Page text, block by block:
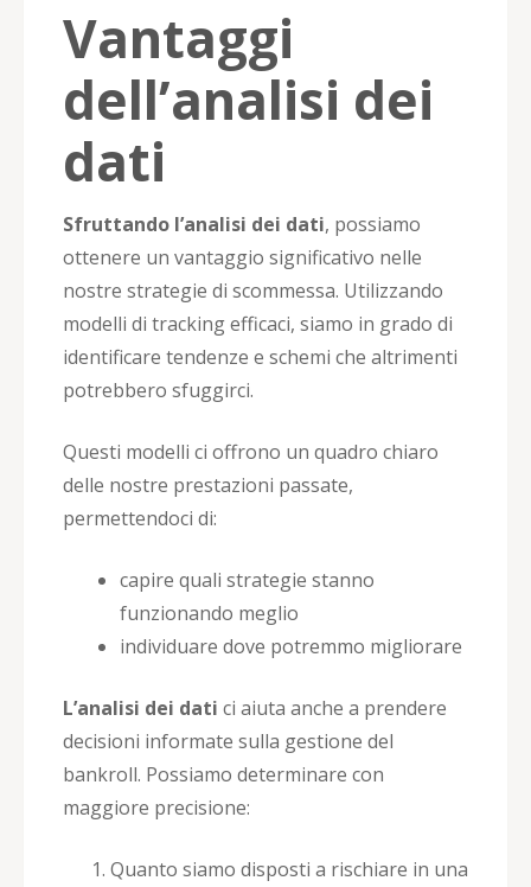
Vantaggi
dell’analisi dei
dati
Sfruttando l’analisi dei dati, possiamo
ottenere un vantaggio significativo nelle
nostre strategie di scommessa. Utilizzando
modelli di tracking efficaci, siamo in grado di
identificare tendenze e schemi che altrimenti
potrebbero sfuggirci.
Questi modelli ci offrono un quadro chiaro
delle nostre prestazioni passate,
permettendoci di:
capire quali strategie stanno
funzionando meglio
individuare dove potremmo migliorare
L’analisi dei dati ci aiuta anche a prendere
decisioni informate sulla gestione del
bankroll. Possiamo determinare con
maggiore precisione:
Quanto siamo disposti a rischiare in una